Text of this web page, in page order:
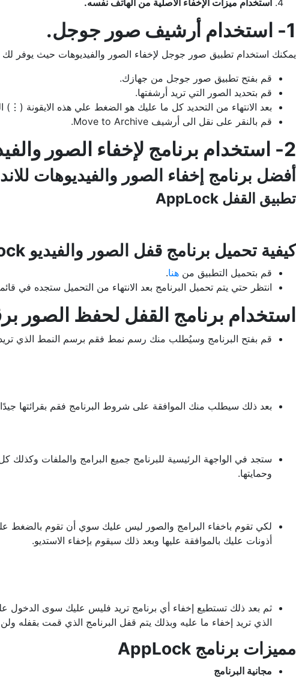
استخدام ميزات الإخفاء الأصلية من الهاتف نفسه.
1- استخدام أرشيف صور جوجل.
يمكنك استخدام تطبيق صور جوجل لإخفاء الصور والفيديوهات حيث يوفر
قم بفتح تطبيق صور جوجل من جهازك.
قم بتحديد الصور التي تريد أرشفتها.
بعد الانتهاء من التحديد كل ما عليك هو الضغط علي هذه الايقونة (⋮)
قم بالنقر على نقل الى أرشيف Move to Archive.
2- استخدام برنامج لإخفاء الصور والفيديوهات من المعرض.
أفضل برنامج إخفاء الصور والفيديوهات
تطبيق القفل AppLock
كيفية تحميل برنامج قفل الصور والفيديو AppLock؟
قم بتحميل التطبيق من هنا.
انتظر حتي يتم تحميل البرنامج بعد الانتهاء من التحميل ستجده في
استخدام برنامج القفل لحفظ الصور
قم بفتح البرنامج وسيُطلب منك رسم نمط فقم برسم النمط الذي
بعد ذلك سيطلب منك الموافقة على شروط البرنامج فقم بقرائتها جيدًا
ستجد في الواجهة الرئيسية للبرنامج جميع البرامج والملفات
وحمايتها.
لكي تقوم باخفاء البرامج والصور ليس عليك سوي أن تقوم بالضغط
أذونات عليك بالموافقة عليها وبعد ذلك سيقوم بإخفاء الاستديو.
ثم بعد ذلك تستطيع إخفاء أي برنامج تريد فليس عليك سوى الدخول
الذي تريد إخفاء ما عليه وبذلك يتم قفل البرنامج الذي قمت بقفله
مميزات برنامج AppLock
مجانية البرنامج